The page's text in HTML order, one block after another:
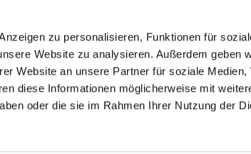
zu personalisieren, Funktionen für
Website zu analysieren. Außerdem geben
Website an unsere Partner für soziale Medien,
diese Informationen möglicherweise mit
oder die sie im Rahmen Ihrer Nutzung der
Datenschutzerklärung ChurchDesk-Login